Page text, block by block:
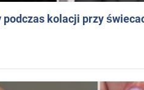
podczas kolacji przy